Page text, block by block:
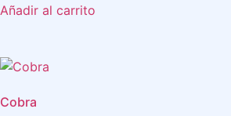
Añadir al carrito
Cobra